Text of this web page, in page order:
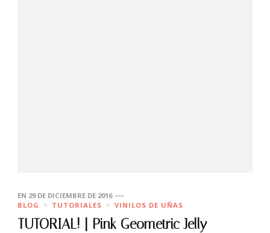
EN 29 DE DICIEMBRE DE 2016
BLOG
TUTORIALES VINILOS DE UÑAS
TUTORIAL! | Pink Geometric Jelly